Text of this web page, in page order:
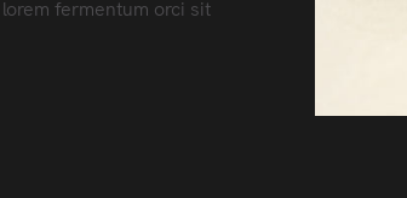
fermentum orci sit